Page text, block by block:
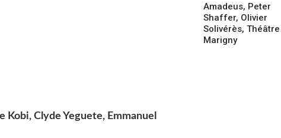
Clyde Yeguete, Emmanuel
Amadeus, Peter
Shaffer, Olivier
Solivérès, Théâtre
Marigny